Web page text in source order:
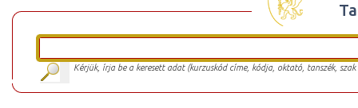
Kérjük, írja be a keresett adat (kurzuskód címe, kódja, oktató, tanszék,